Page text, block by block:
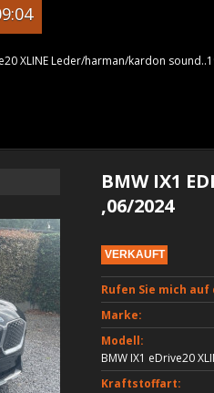
XLINE Leder/harman/kardon
BMW IX1
,06/2024
VERKAUFT
Rufen Sie mich
Marke:
Modell:
BMW IX1 eDrive20
Kraftstoffart: